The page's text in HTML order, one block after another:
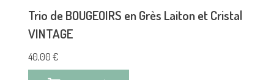
Trio de BOUGEOIRS en Grès Laiton et Cristal
VINTAGE
40,00 €